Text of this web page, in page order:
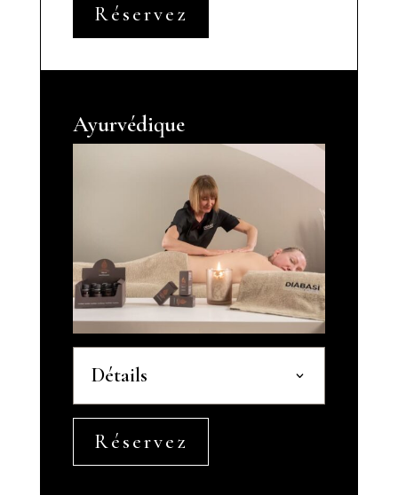
Réservez
Ayurvédique
Détails
Réservez